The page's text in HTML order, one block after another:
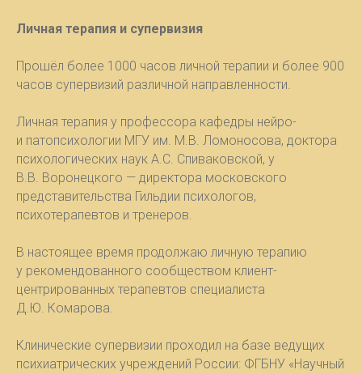
Личная терапия и супервизия
Прошёл более 1000 часов личной терапии и более 900
часов супервизий различной направленности.
Личная терапия у профессора кафедры нейро-
и патопсихологии МГУ им. М.В. Ломоносова, доктора
психологических наук А.С. Спиваковской, у
В.В. Воронецкого — директора московского
представительства Гильдии психологов,
психотерапевтов и тренеров.
В настоящее время продолжаю личную терапию
у рекомендованного сообществом клиент-
центрированных терапевтов специалиста
Д.Ю. Комарова.
Клинические супервизии проходил на базе ведущих
психиатрических учреждений России: ФГБНУ «Научный